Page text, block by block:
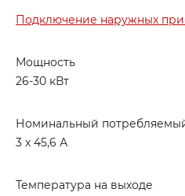
Подключение наружных
Мощность
26-30 кВт
Номинальный
3 х 45,6 А
Температура на выходе